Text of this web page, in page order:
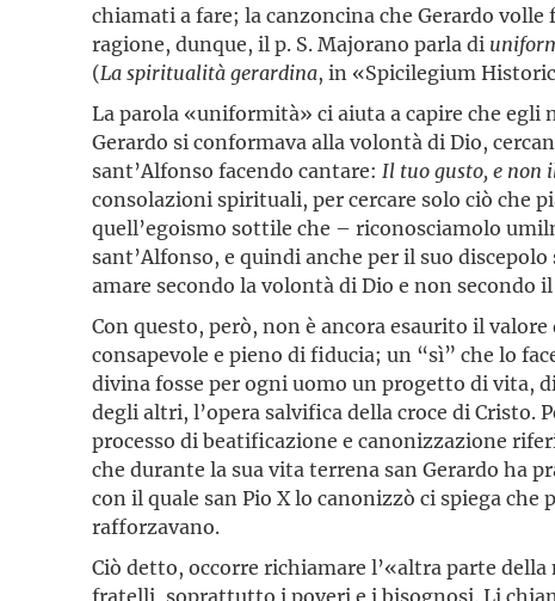
chiamati a fare; la canzoncina che Gerardo volle
ragione, dunque, il p. S. Majorano parla di
(La spiritualità gerardina, in «Spicilegium
La parola «uniformità» ci aiuta a capire che egli
Gerardo si conformava alla volontà di Dio,
sant’Alfonso facendo cantare: Il tuo gusto, e non
consolazioni spirituali, per cercare solo ciò che
quell’egoismo sottile che – riconosciamolo
sant’Alfonso, e quindi anche per il suo
amare secondo la volontà di Dio e non secondo
Con questo, però, non è ancora esaurito il valore
consapevole e pieno di fiducia; un “sì” che lo
divina fosse per ogni uomo un progetto di vita,
degli altri, l’opera salvifica della croce di Cristo.
processo di beatificazione e canonizzazione
che durante la sua vita terrena san Gerardo ha
con il quale san Pio X lo canonizzò ci spiega
rafforzavano.
Ciò detto, occorre richiamare l’«altra parte
fratelli, soprattutto i poveri e i bisognosi. Li